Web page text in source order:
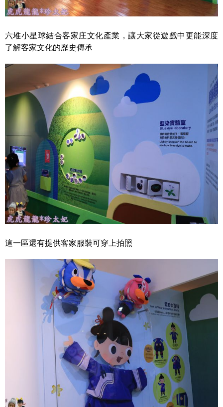
六堆小星球結合客家庄文化產業，讓大家從遊戲中更能深度
了解客家文化的歷史傳承
這一區還有提供客家服裝可穿上拍照